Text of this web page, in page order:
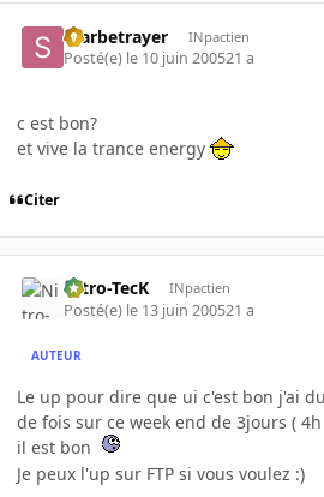
Starbetrayer INpactien
Posté(e) le 10 juin 200521 a
c est bon?
et vive la trance energy
Citer
Nitro-TecK INpactien
Posté(e) le 13 juin 200521 a
AUTEUR
Le up pour dire que ui c'est bon j'ai
de fois sur ce week end de 3jours (
il est bon
Je peux l'up sur FTP si vous voulez :)